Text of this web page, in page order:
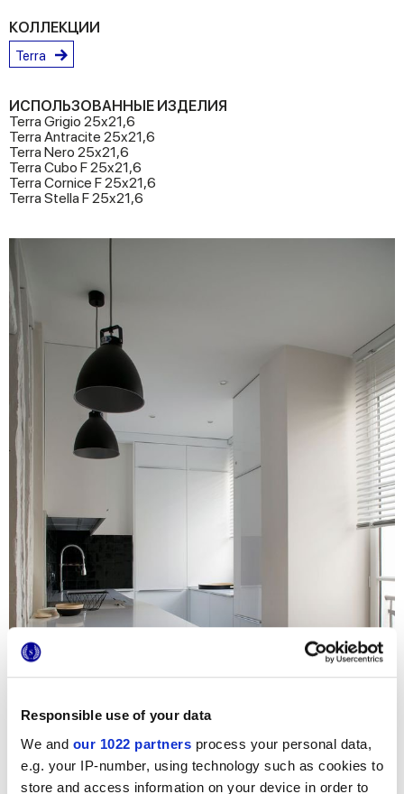
Responsible use of your data
We and our 1022 partners process your personal data,
e.g. your IP-number, using technology such as cookies to
store and access information on your device in order to
КОЛЛЕКЦИИ
Terra
ИСПОЛЬЗОВАННЫЕ ИЗДЕЛИЯ
Terra Grigio 25x21,6
Terra Antracite 25x21,6
Terra Nero 25x21,6
Terra Cubo F 25x21,6
Terra Cornice F 25x21,6
Terra Stella F 25x21,6